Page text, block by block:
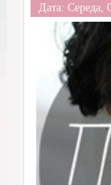
Дата: Середа,